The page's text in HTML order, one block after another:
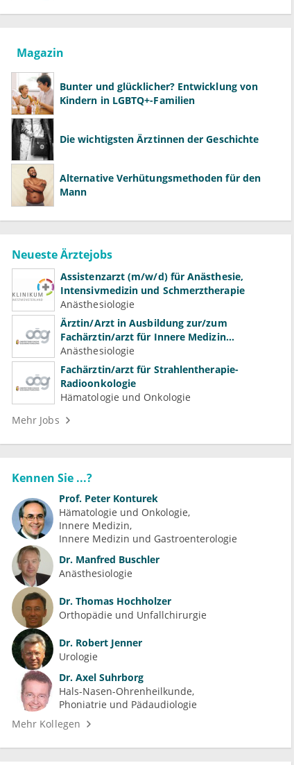
Magazin
Bunter und glücklicher? Entwicklung von
Kindern in LGBTQ+-Familien
Die wichtigsten Ärztinnen der Geschichte
Alternative Verhütungsmethoden für den
Mann
Neueste Ärztejobs
Assistenzarzt (m/w/d) für Anästhesie,
Intensivmedizin und Schmerztherapie
Anästhesiologie
Ärztin/Arzt in Ausbildung zur/zum
Fachärztin/arzt für Innere Medizin
(Kardiologie, Nephrologie, Intensivmedizin)
Anästhesiologie
Fachärztin/arzt für Strahlentherapie-
Radioonkologie
Hämatologie und Onkologie
Mehr Jobs
Kennen Sie ...?
Prof. Peter Konturek
Hämatologie und Onkologie
Innere Medizin
Innere Medizin und Gastroenterologie
Dr. Manfred Buschler
Anästhesiologie
Dr. Thomas Hochholzer
Orthopädie und Unfallchirurgie
Dr. Robert Jenner
Urologie
Dr. Axel Suhrborg
Hals-Nasen-Ohrenheilkunde
Phoniatrie und Pädaudiologie
Mehr Kollegen